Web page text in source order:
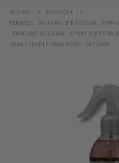
ACCUEIL
BOUTIQUE
FEMMES, PARFUMS D'INTÉRIEUR,
PARFUMS DE DUBAI, SPRAY
SPRAY TEXTILE YARA ROSE – LATTAFA